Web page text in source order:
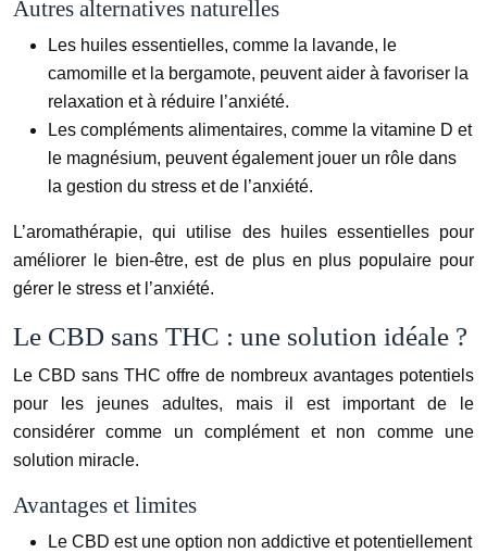
Autres alternatives naturelles
Les huiles essentielles, comme la lavande, le
camomille et la bergamote, peuvent aider à favoriser la
relaxation et à réduire l’anxiété.
Les compléments alimentaires, comme la vitamine D et
le magnésium, peuvent également jouer un rôle dans
la gestion du stress et de l’anxiété.
L’aromathérapie, qui utilise des huiles essentielles pour
améliorer le bien-être, est de plus en plus populaire pour
gérer le stress et l’anxiété.
Le CBD sans THC : une solution idéale ?
Le CBD sans THC offre de nombreux avantages potentiels
pour les jeunes adultes, mais il est important de le
considérer comme un complément et non comme une
solution miracle.
Avantages et limites
Le CBD est une option non addictive et potentiellement